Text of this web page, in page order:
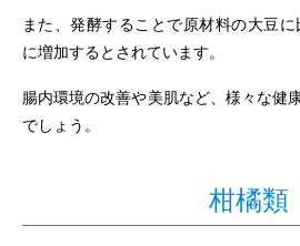
また、発酵することで原材料の大豆
に増加するとされています。
腸内環境の改善や美肌など、様々な健
でしょう。
柑橘類